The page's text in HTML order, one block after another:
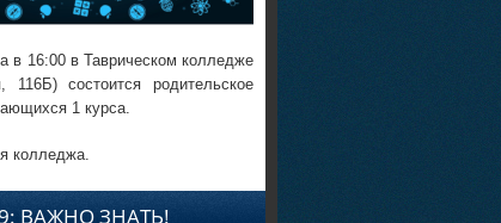
в 16:00 в Таврическом колледже
116Б) состоится родительское
1 курса.
колледжа.
ВАЖНО ЗНАТЬ!